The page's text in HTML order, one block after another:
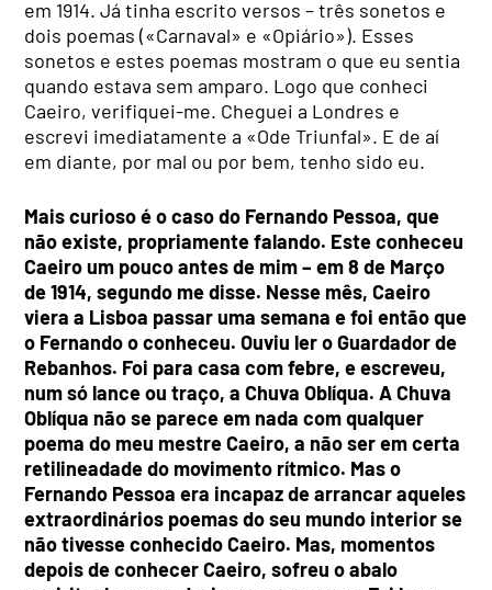
em 1914. Já tinha escrito versos – três sonetos e
dois poemas («Carnaval» e «Opiário»). Esses
sonetos e estes poemas mostram o que eu sentia
quando estava sem amparo. Logo que conheci
Caeiro, verifiquei-me. Cheguei a Londres e
escrevi imediatamente a «Ode Triunfal». E de aí
em diante, por mal ou por bem, tenho sido eu.
Mais curioso é o caso do Fernando Pessoa, que
não existe, propriamente falando. Este conheceu
Caeiro um pouco antes de mim – em 8 de Março
de 1914, segundo me disse. Nesse mês, Caeiro
viera a Lisboa passar uma semana e foi então que
o Fernando o conheceu. Ouviu ler o Guardador de
Rebanhos. Foi para casa com febre, e escreveu,
num só lance ou traço, a Chuva Oblíqua. A Chuva
Oblíqua não se parece em nada com qualquer
poema do meu mestre Caeiro, a não ser em certa
retilineadade do movimento rítmico. Mas o
Fernando Pessoa era incapaz de arrancar aqueles
extraordinários poemas do seu mundo interior se
não tivesse conhecido Caeiro. Mas, momentos
depois de conhecer Caeiro, sofreu o abalo